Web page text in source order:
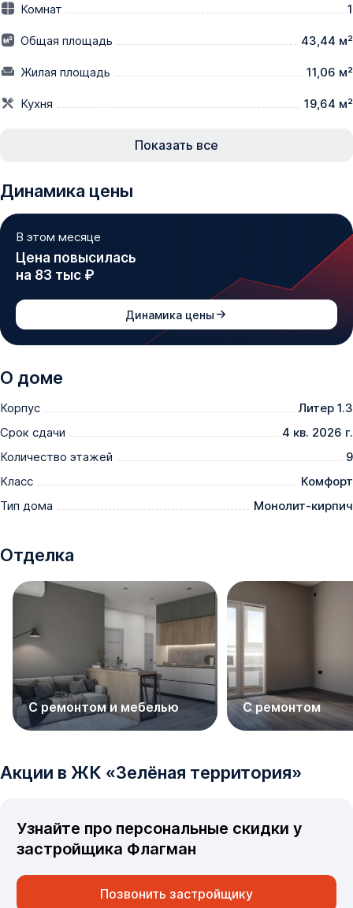
Комнат 1
Общая площадь 43,44 м²
Жилая площадь 11,06 м²
Кухня 19,64 м²
Показать все
Динамика цены
В этом месяце
Цена повысилась
на 83 тыс ₽
Динамика цены
О доме
Корпус
Литер 1.3
Срок сдачи
4 кв. 2026 г.
Количество этажей
9
Класс
Комфорт
Тип дома
Монолит-кирпич
Отделка
С ремонтом и мебелью С ремонтом
Акции в ЖК «Зелёная территория»
Узнайте про персональные скидки у
застройщика Флагман
Позвонить застройщику